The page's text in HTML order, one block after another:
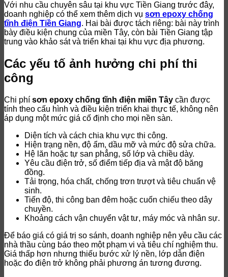
Với nhu cầu chuyên sâu tại khu vực Tiền Giang trước đây,
doanh nghiệp có thể xem thêm dịch vụ sơn epoxy chống
tĩnh điện Tiền Giang. Hai bài được tách riêng: bài này trình
bày điều kiện chung của miền Tây, còn bài Tiền Giang tập
trung vào khảo sát và triển khai tại khu vực địa phương.
Các yếu tố ảnh hưởng chi phí thi
công
Chi phí sơn epoxy chống tĩnh điện miền Tây cần được
tính theo cấu hình và điều kiện triển khai thực tế, không nên
áp dụng một mức giá cố định cho mọi nền sàn.
Diện tích và cách chia khu vực thi công.
Hiện trạng nền, độ ẩm, dầu mỡ và mức độ sửa chữa.
Hệ lăn hoặc tự san phẳng, số lớp và chiều dày.
Yêu cầu điện trở, số điểm tiếp địa và mật độ băng
đồng.
Tải trọng, hóa chất, chống trơn trượt và tiêu chuẩn vệ
sinh.
Tiến độ, thi công ban đêm hoặc cuốn chiếu theo dây
chuyền.
Khoảng cách vận chuyển vật tư, máy móc và nhân sự.
Để báo giá có giá trị so sánh, doanh nghiệp nên yêu cầu các
nhà thầu cùng báo theo một phạm vi và tiêu chí nghiệm thu.
Giá thấp hơn nhưng thiếu bước xử lý nền, lớp dẫn điện
hoặc đo điện trở không phải phương án tương đương.